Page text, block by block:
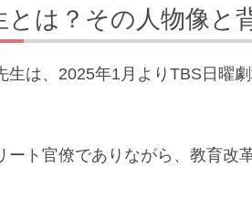
とは？その人物像と
生は、2025年1月よりTBS日曜
ート官僚でありながら、教育改